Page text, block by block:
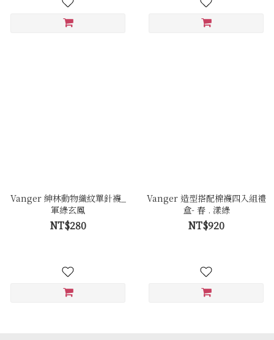
Vanger 紳林動物織紋單針襪_
軍綠玄鳳
NT$280
Vanger 造型搭配棉襪四入組禮
盒- 春 . 漾綠
NT$920